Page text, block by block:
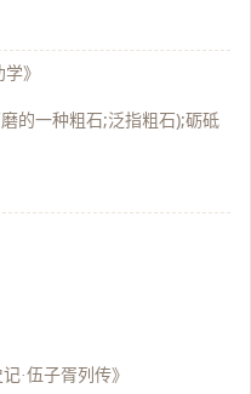
学》
的一种粗石;泛指粗石);砺砥
记·伍子胥列传》